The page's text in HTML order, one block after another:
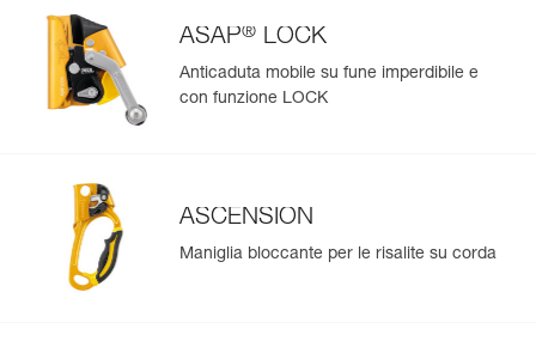
sostituire la camma e il perno, grazie al kit di riparazione
(venduto separatamente, codice D021CA00).
ASAP® LOCK
Anticaduta mobile su fune imperdibile e
con funzione LOCK
ASCENSION
Maniglia bloccante per le risalite su corda